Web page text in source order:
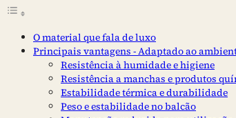
O material que fala de luxo
Principais vantagens - Adaptado ao
Resistência à humidade e higiene
Resistência a manchas e produtos
Estabilidade térmica e durabilidade
Peso e estabilidade no balcão